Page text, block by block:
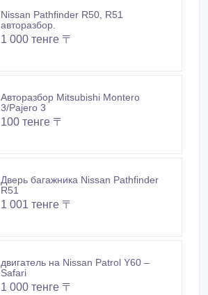
Nissan Pathfinder R50, R51
авторазбор.
1 000 тенге 〒
Авторазбор Mitsubishi Montero
3/Pajero 3
100 тенге 〒
Дверь багажника Nissan Pathfinder
R51
1 001 тенге 〒
двигатель на Nissan Patrol Y60 –
Safari
1 000 тенге 〒